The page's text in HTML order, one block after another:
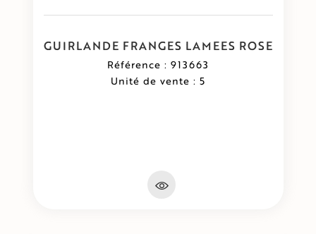
GUIRLANDE FRANGES LAMEES ROSE
Référence : 913663
Unité de vente : 5